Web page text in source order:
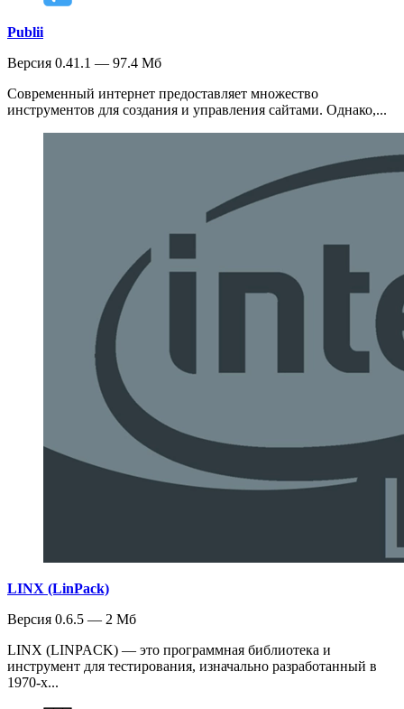
Publii
Версия 0.41.1 — 97.4 Мб
Современный интернет предоставляет множество
инструментов для создания и управления сайтами. Однако,...
LINX (LinPack)
Версия 0.6.5 — 2 Мб
LINX (LINPACK) — это программная библиотека и
инструмент для тестирования, изначально разработанный в
1970-х...